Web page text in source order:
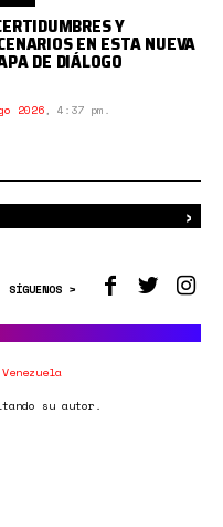
Y
EN ESTA NUEVA
DE DIÁLOGO
2026, 4:37 pm.
›
SÍGUENOS >
su autor.